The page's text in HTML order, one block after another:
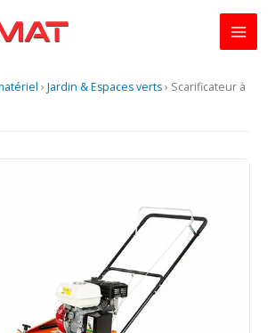
› Jardin & Espaces verts› Scarificateur à